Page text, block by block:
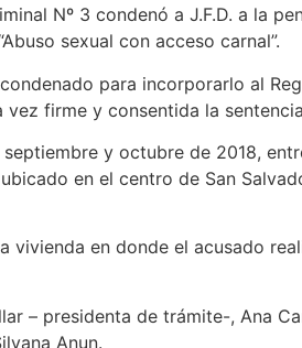
Nº 3 condenó a J.F.D. a la
sexual con acceso carnal”.
para incorporarlo al
firme y consentida la
y octubre de 2018,
en el centro de San
en donde el acusado
– presidenta de trámite-, Ana
Anun.